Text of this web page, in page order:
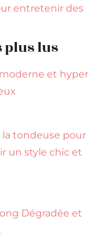
entretenir des
plus lus
et hyper
la tondeuse pour
un style chic et
Dégradée et